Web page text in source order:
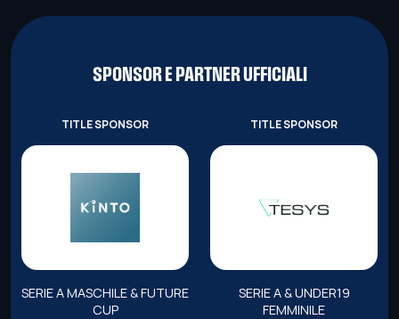
SPONSOR E PARTNER UFFICIALI
TITLE SPONSOR
SERIE A MASCHILE & FUTURE
CUP
TITLE SPONSOR
SERIE A & UNDER19
FEMMINILE